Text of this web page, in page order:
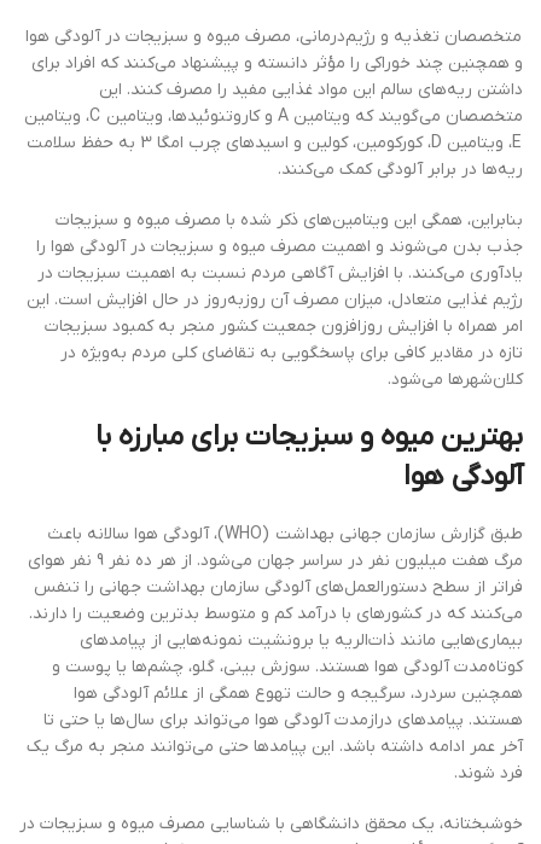
متخصصان تغذیه و رژیم‌درمانی، مصرف میوه و سبزیجات در آلودگی هوا
و همچنین چند خوراکی را مؤثر دانسته و پیشنهاد می‌کنند که افراد برای
داشتن ریه‌های سالم این مواد غذایی مفید را مصرف کنند. این
متخصصان می‌گویند که ویتامین A و کاروتنوئیدها، ویتامین C، ویتامین
E، ویتامین D، کورکومین، کولین و اسیدهای چرب امگا 3 به حفظ سلامت
ریه‌ها در برابر آلودگی کمک می‌کنند.
بنابراین، همگی این ویتامین‌های ذکر شده با مصرف میوه و سبزیجات
جذب بدن می‌شوند و اهمیت مصرف میوه و سبزیجات در آلودگی هوا را
یادآوری می‌کنند. با افزایش آگاهی مردم نسبت به اهمیت سبزیجات در
رژیم غذایی متعادل، میزان مصرف آن روزبه‌روز در حال افزایش است. این
امر همراه با افزایش روزافزون جمعیت کشور منجر به کمبود سبزیجات
تازه در مقادیر کافی برای پاسخگویی به تقاضای کلی مردم به‌ویژه در
کلان‌شهرها می‌شود.
بهترین میوه و سبزیجات برای مبارزه با
آلودگی هوا
طبق گزارش سازمان جهانی بهداشت (WHO)، آلودگی هوا سالانه باعث
مرگ هفت میلیون نفر در سراسر جهان می‌شود. از هر ده نفر 9 نفر هوای
فراتر از سطح دستورالعمل‌های آلودگی سازمان بهداشت جهانی را تنفس
می‌کنند که در کشورهای با درآمد کم و متوسط ​​بدترین وضعیت را دارند.
بیماری‌هایی مانند ذات‌الریه یا برونشیت نمونه‌هایی از پیامدهای
کوتاه‌مدت آلودگی هوا هستند. سوزش بینی، گلو، چشم‌ها یا پوست و
همچنین سردرد، سرگیجه و حالت تهوع همگی از علائم آلودگی هوا
هستند. پیامدهای درازمدت آلودگی هوا می‌تواند برای سال‌ها یا حتی تا
آخر عمر ادامه داشته باشد. این پیامدها حتی می‌توانند منجر به مرگ یک
فرد شوند.
خوشبختانه، یک محقق دانشگاهی با شناسایی مصرف میوه و سبزیجات در